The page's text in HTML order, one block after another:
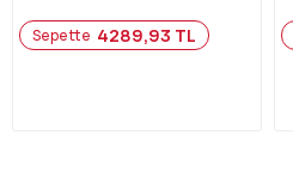
Sepette 4289,93 TL